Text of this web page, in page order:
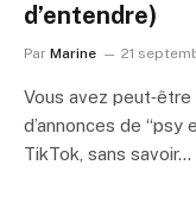
d’entendre)
Par Marine 21
Vous avez
d’annonces de “psy
TikTok, sans savoir…